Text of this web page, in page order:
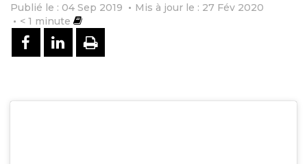
Publié le : 04 Sep 2019
Mis à jour le : 27 Fév 2020
< 1 minute
PARTAGER SUR FACEBOOK
PARTAGER SUR LINKEDIN
IMPRIMER